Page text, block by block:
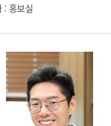
: 홍보실